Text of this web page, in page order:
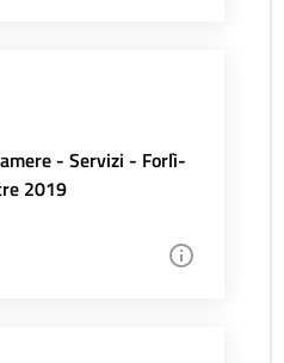
- Servizi - Forlì-
2019